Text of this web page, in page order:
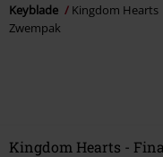
Keyblade
Kingdom Hearts
Zwempak
Kingdom Hearts -